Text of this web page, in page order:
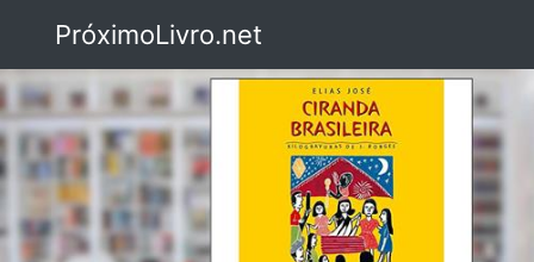
PróximoLivro.net